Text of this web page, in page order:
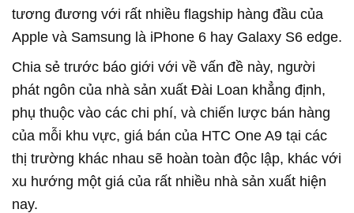
tương đương với rất nhiều flagship hàng đầu của
Apple và Samsung là iPhone 6 hay Galaxy S6 edge.
Chia sẻ trước báo giới với về vấn đề này, người
phát ngôn của nhà sản xuất Đài Loan khẳng định,
phụ thuộc vào các chi phí, và chiến lược bán hàng
của mỗi khu vực, giá bán của HTC One A9 tại các
thị trường khác nhau sẽ hoàn toàn độc lập, khác với
xu hướng một giá của rất nhiều nhà sản xuất hiện
nay.